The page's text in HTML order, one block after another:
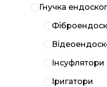
Гнучка
Інсуфлятори
Іригатори